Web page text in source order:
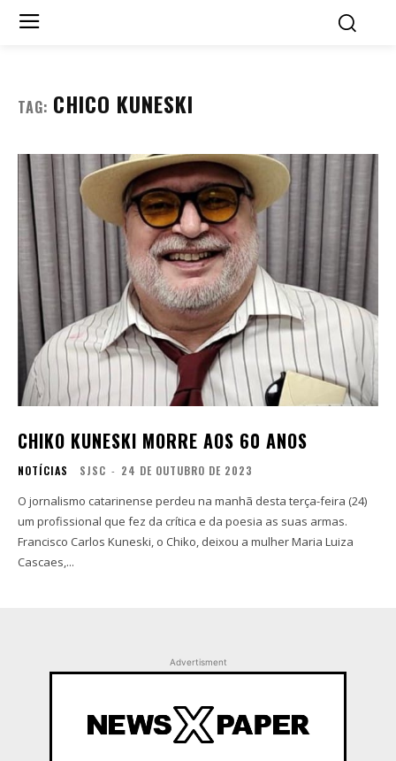
TAG: CHICO KUNESKI
CHIKO KUNESKI MORRE AOS 60 ANOS
NOTÍCIAS SJSC - 24 DE OUTUBRO DE 2023
O jornalismo catarinense perdeu na manhã desta terça-feira (24)
um profissional que fez da crítica e da poesia as suas armas.
Francisco Carlos Kuneski, o Chiko, deixou a mulher Maria Luiza
Cascaes,...
Advertisment